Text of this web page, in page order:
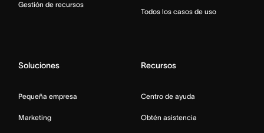
Gestión de recursos
Todos los casos de uso
Soluciones
Pequeña empresa
Marketing
Recursos
Centro de ayuda
Obtén asistencia